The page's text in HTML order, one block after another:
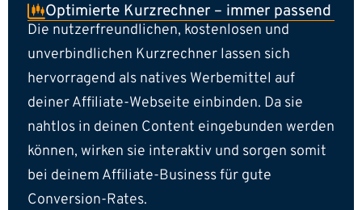
Optimierte Kurzrechner – immer passend
Die nutzerfreundlichen, kostenlosen und
unverbindlichen Kurzrechner lassen sich
hervorragend als natives Werbemittel auf
deiner Affiliate-Webseite einbinden. Da sie
nahtlos in deinen Content eingebunden werden
können, wirken sie interaktiv und sorgen somit
bei deinem Affiliate-Business für gute
Conversion-Rates.